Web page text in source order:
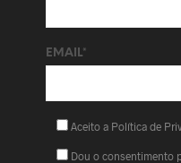
EMAIL*
Aceito a Política de
Dou o consentimento